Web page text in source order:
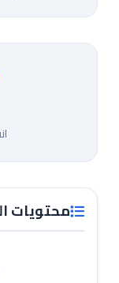
محتويات